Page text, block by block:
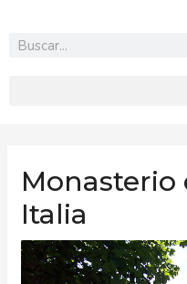
Monasterio
Italia